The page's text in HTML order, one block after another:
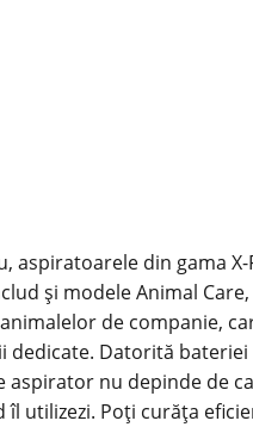
aspiratoarele din gama X-
și modele Animal
de companie,
dedicate. Datorită
aspirator nu depinde de
îl utilizezi. Poți curăța